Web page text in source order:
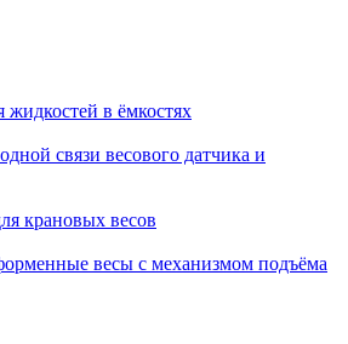
в ёмкостях
связи весового датчика и
крановых весов
весы с механизмом подъёма